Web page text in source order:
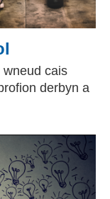
wneud cais
derbyn a